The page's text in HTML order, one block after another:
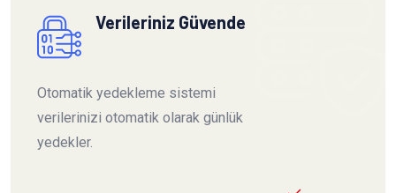
Verileriniz Güvende
Otomatik yedekleme sistemi
verilerinizi otomatik olarak günlük
yedekler.